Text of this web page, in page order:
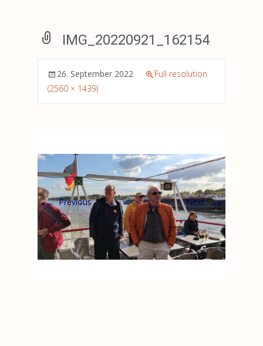
IMG_20220921_162154
26. September 2022
Full resolution
(2560 × 1439)
←Previous Next→